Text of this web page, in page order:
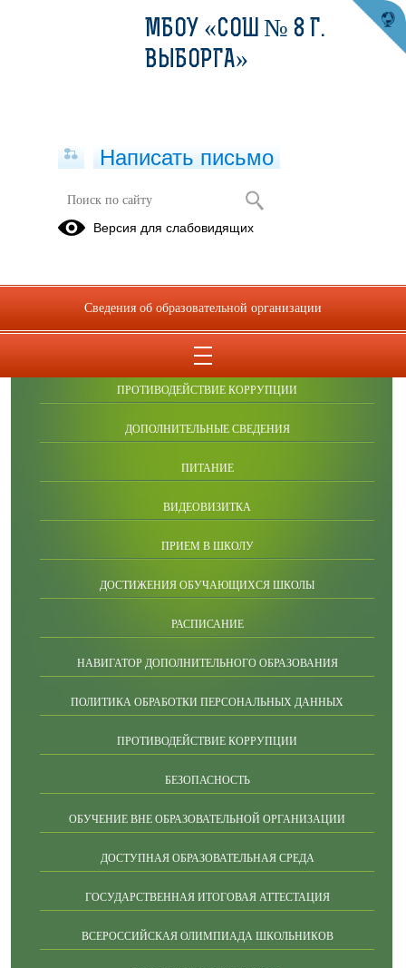
Публикации за Июнь 2026
ОБРАЩЕНИЯ ГРАЖДАН
ПРОТИВОДЕЙСТВИЕ КОРРУПЦИИ
ДОПОЛНИТЕЛЬНЫЕ СВЕДЕНИЯ
ПИТАНИЕ
ВИДЕОВИЗИТКА
ПРИЕМ В ШКОЛУ
ДОСТИЖЕНИЯ ОБУЧАЮЩИХСЯ ШКОЛЫ
РАСПИСАНИЕ
НАВИГАТОР ДОПОЛНИТЕЛЬНОГО ОБРАЗОВАНИЯ
ПОЛИТИКА ОБРАБОТКИ ПЕРСОНАЛЬНЫХ ДАННЫХ
ПРОТИВОДЕЙСТВИЕ КОРРУПЦИИ
БЕЗОПАСНОСТЬ
ОБУЧЕНИЕ ВНЕ ОБРАЗОВАТЕЛЬНОЙ ОРГАНИЗАЦИИ
ДОСТУПНАЯ ОБРАЗОВАТЕЛЬНАЯ СРЕДА
ГОСУДАРСТВЕННАЯ ИТОГОВАЯ АТТЕСТАЦИЯ
ВСЕРОССИЙСКАЯ ОЛИМПИАДА ШКОЛЬНИКОВ
МБОУ «СОШ № 8 Г.
ВЫБОРГА»
Написать письмо
Версия для слабовидящих
Сведения об образовательной организации